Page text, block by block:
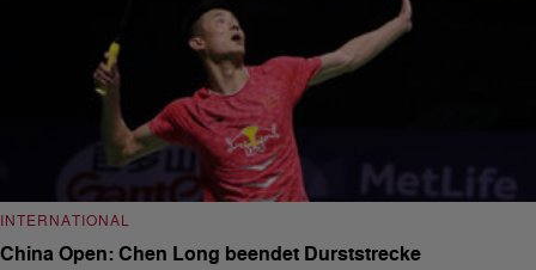
INTERNATIONAL
China Open: Chen Long beendet Durststrecke